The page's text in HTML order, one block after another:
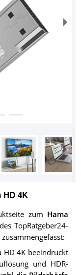
4K
zum Hama
des TopRatgeber24-
HD 4K beeindruckt
und HDR-